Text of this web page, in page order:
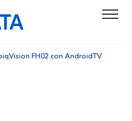
FH02 con AndroidTV